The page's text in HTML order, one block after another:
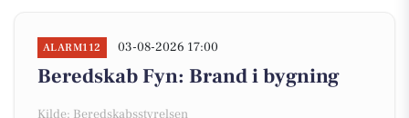
ALARM112 03-08-2026 17:00
Beredskab Fyn: Brand i bygning
Kilde: Beredskabsstyrelsen